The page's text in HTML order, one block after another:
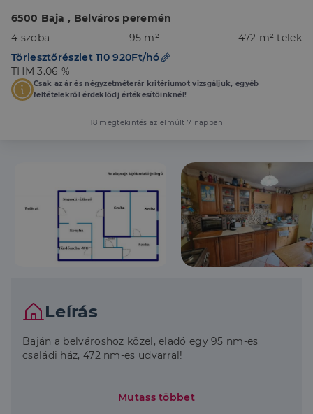
6500 Baja , Belváros peremén
4 szoba
95 m²
472 m² telek
Törlesztőrészlet 110 920Ft/hó
THM 3.06 %
Csak az ár és négyzetméterár kritériumot vizsgáljuk, egyéb
feltételekről érdeklődj értékesítőinknél!
18 megtekintés az elmúlt 7 napban
Leírás
Baján a belvároshoz közel, eladó egy 95 nm-es
családi ház, 472 nm-es udvarral!
Az épületet kívülről teljesen felújították, a tető új
Mutass többet